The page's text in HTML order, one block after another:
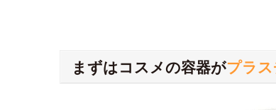
まずはコスメの容器がプラ